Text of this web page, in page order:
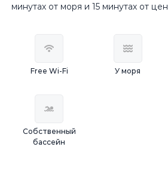
минутах от моря и 15 минутах от
Free Wi-Fi У моря
Собственный
бассейн